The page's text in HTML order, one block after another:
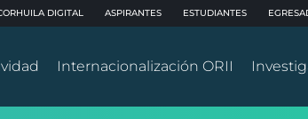
DIGITAL ASPIRANTES ESTUDIANTES
Internacionalización ORII